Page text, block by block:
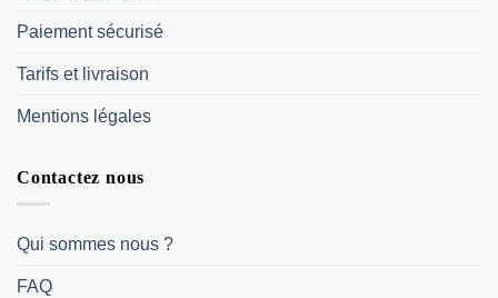
Paiement sécurisé
Tarifs et livraison
Mentions légales
Contactez nous
Qui sommes nous ?
FAQ